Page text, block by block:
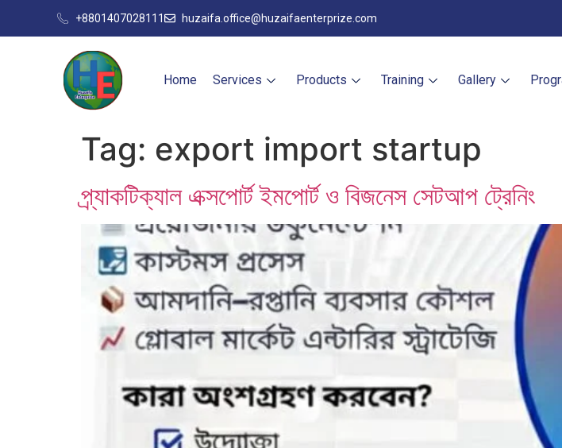
+8801407028111 huzaifa.office@huzaifaenterprize.com
Home Services Products Training Gallery
Tag: export import startup
প্র্যাকটিক্যাল এক্সপোর্ট ইমপোর্ট ও বিজনেস সেটআপ ট্রেনিং